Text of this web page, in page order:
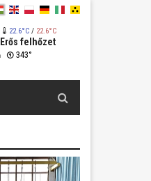
22.6°C/ 22.6°C
Erős felhőzet
343°